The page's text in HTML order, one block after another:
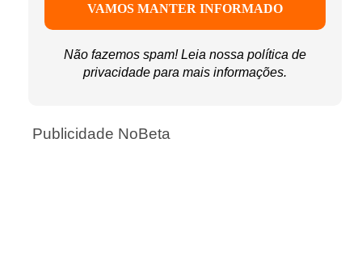
Não fazemos spam! Leia nossa política de
privacidade para mais informações.
Publicidade NoBeta